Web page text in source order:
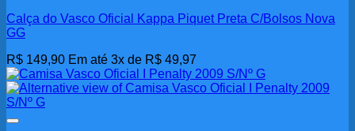
Calça do Vasco Oficial Kappa Piquet Preta C/Bolsos Nova
GG
R$ 149,90 Em até 3x de R$ 49,97